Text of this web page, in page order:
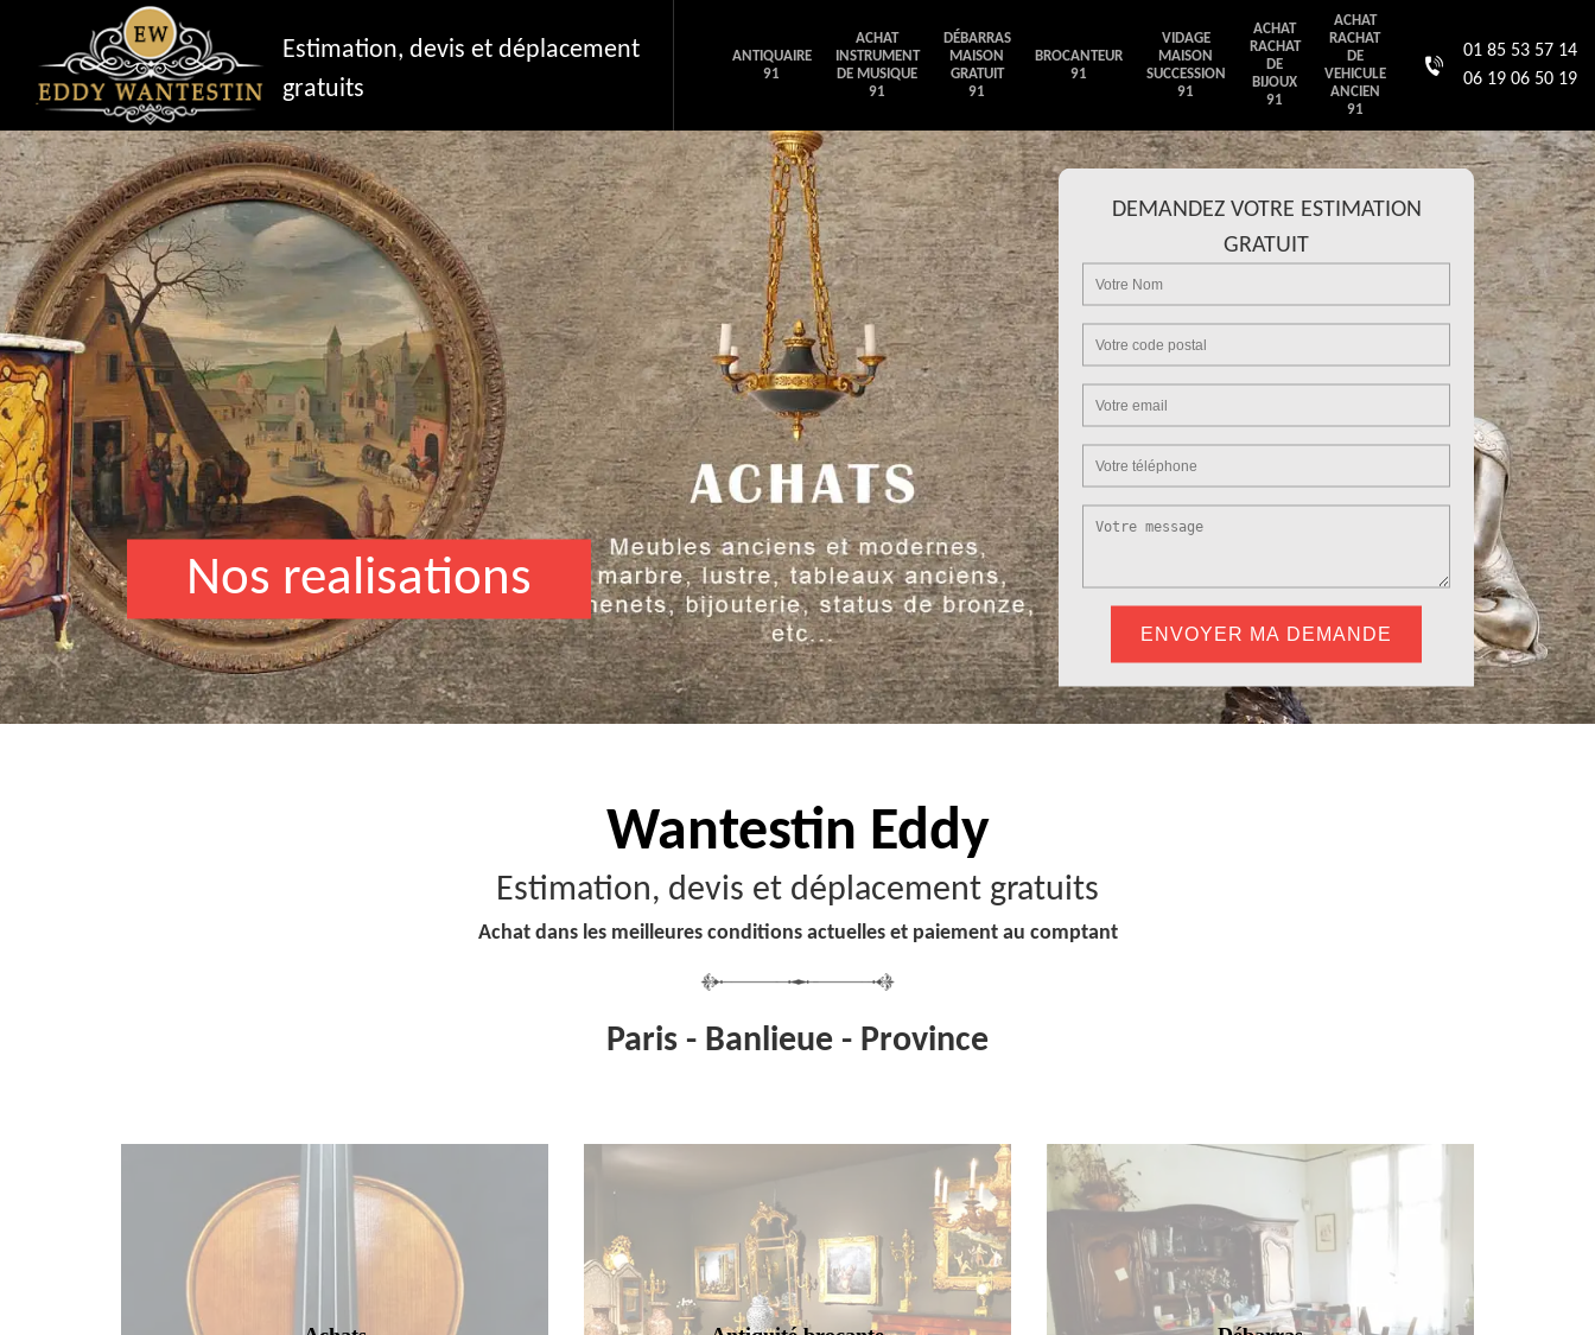
Estimation, devis et déplacement
gratuits
ANTIQUAIRE
91
ACHAT
INSTRUMENT
DE MUSIQUE
91
DÉBARRAS
MAISON
GRATUIT
91
BROCANTEUR
91
VIDAGE
MAISON
SUCCESSION
91
ACHAT
RACHAT
DE
BIJOUX
91
ACHAT
RACHAT
DE
VEHICULE
ANCIEN
91
01 85 53 57 14
06 19 06 50 19
Nos realisations
DEMANDEZ VOTRE ESTIMATION
GRATUIT
Wantestin Eddy
Estimation, devis et déplacement gratuits
Achat dans les meilleures conditions actuelles et paiement au comptant
Paris - Banlieue - Province